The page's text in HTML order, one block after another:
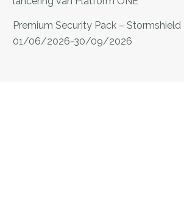
Premium Security Pack – Stormshield
01/06/2026-30/09/2026